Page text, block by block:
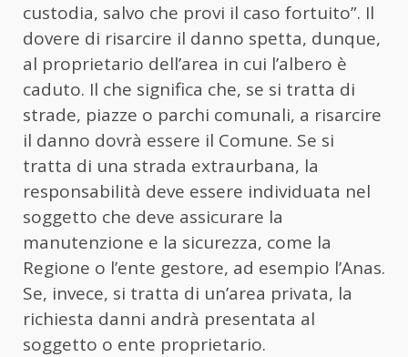
custodia, salvo che provi il caso fortuito”. Il
dovere di risarcire il danno spetta, dunque,
al proprietario dell’area in cui l’albero è
caduto. Il che significa che, se si tratta di
strade, piazze o parchi comunali, a risarcire
il danno dovrà essere il Comune. Se si
tratta di una strada extraurbana, la
responsabilità deve essere individuata nel
soggetto che deve assicurare la
manutenzione e la sicurezza, come la
Regione o l’ente gestore, ad esempio l’Anas.
Se, invece, si tratta di un’area privata, la
richiesta danni andrà presentata al
soggetto o ente proprietario.